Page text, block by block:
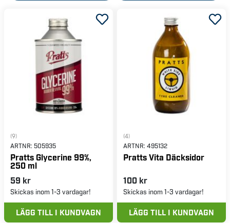
(9)
ARTNR: 505935
Pratts Glycerine 99%,
250 ml
59 kr
Skickas inom 1-3 vardagar!
LÄGG TILL I KUNDVAGN
(4)
ARTNR: 495132
Pratts Vita Däcksidor
100 kr
Skickas inom 1-3 vardagar!
LÄGG TILL I KUNDVAGN